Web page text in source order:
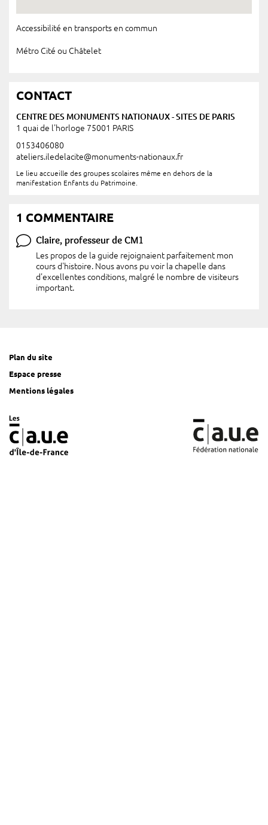
Accessibilité en transports en commun
Métro Cité ou Châtelet
CONTACT
CENTRE DES MONUMENTS NATIONAUX - SITES DE PARIS
1 quai de l'horloge 75001 PARIS
0153406080
ateliers.iledelacite@monuments-nationaux.fr
Le lieu accueille des groupes scolaires même en dehors de la
manifestation Enfants du Patrimoine.
1 COMMENTAIRE
Claire, professeur de CM1
Les propos de la guide rejoignaient parfaitement mon
cours d'histoire. Nous avons pu voir la chapelle dans
d'excellentes conditions, malgré le nombre de visiteurs
important.
Plan du site
Espace presse
Mentions légales